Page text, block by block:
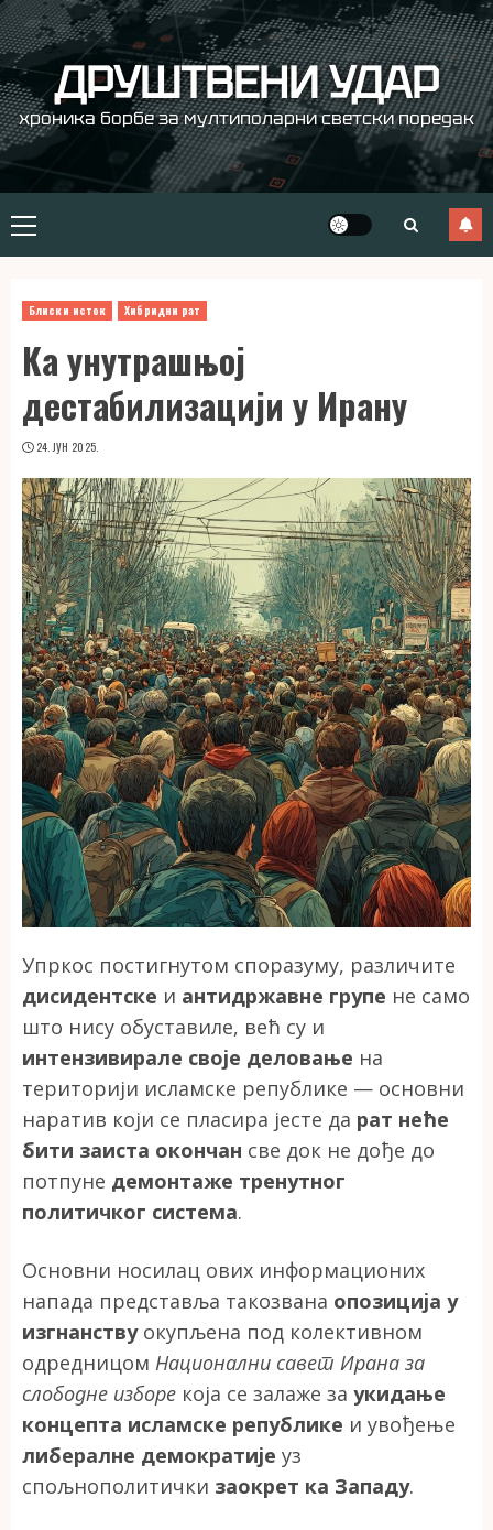
Skip
to
content ДРУШТВЕНИ УДАР
хроника борбе за мултиполарни светски поредак
Primary
Menu
Блиски исток Хибридни рат
Ка унутрашњој
дестабилизацији у Ирану
24. ЈУН 2025.
Упркос постигнутом споразуму, различите
дисидентске и антидржавне групе не само
што нису обуставиле, већ су и
интензивирале своје деловање на
територији исламске републике — основни
наратив који се пласира јесте да рат неће
бити заиста окончан све док не дође до
потпуне демонтаже тренутног
политичког система.
Основни носилац ових информационих
напада представља такозвана опозиција у
изгнанствуокупљена под колективном
одредницом Национални савет Ирана за
слободне изборе која се залаже за укидање
концепта исламске републике и увођење
либералне демократије уз
спољнополитички заокрет ка Западу.